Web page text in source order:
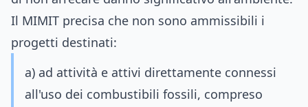
Il MIMIT precisa che non sono ammissibili i
progetti destinati:
a) ad attività e attivi direttamente connessi
all'uso dei combustibili fossili, compreso